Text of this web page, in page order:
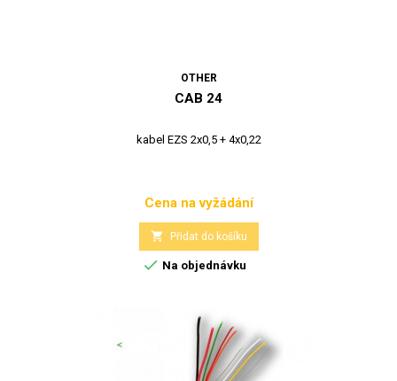
OTHER
CAB 24
kabel EZS 2x0,5 + 4x0,22
Cena
Cena na vyžádání
 Přidat do košíku
 Na objednávku